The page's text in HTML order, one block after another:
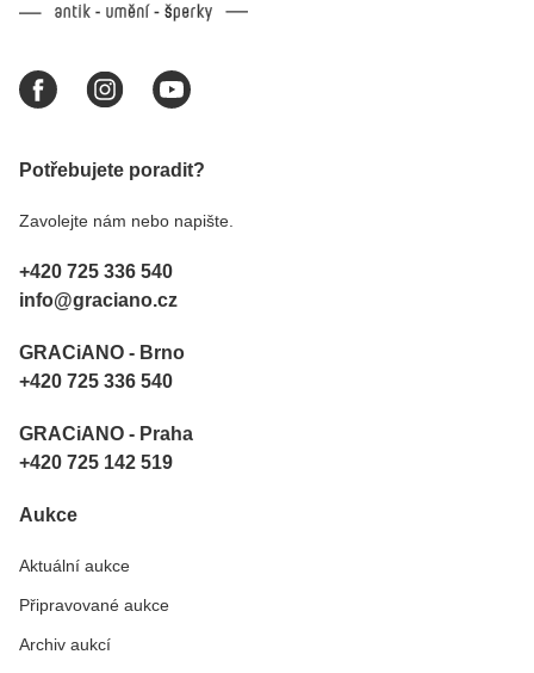
Potřebujete poradit?
Zavolejte nám nebo napište.
+420 725 336 540
info@graciano.cz
GRACiANO - Brno
+420 725 336 540
GRACiANO - Praha
+420 725 142 519
Aukce
Aktuální aukce
Připravované aukce
Archiv aukcí